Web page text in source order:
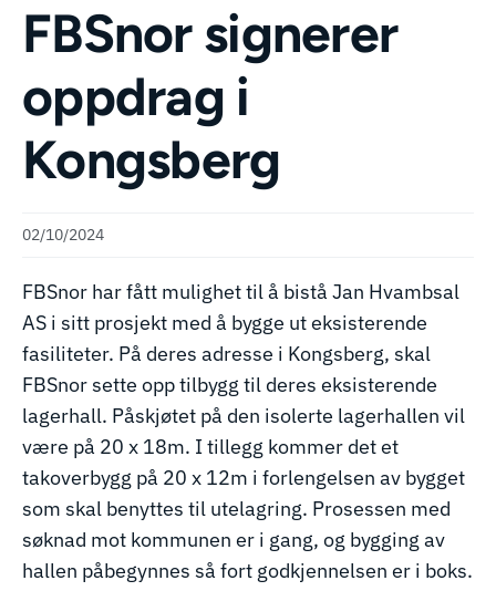
FBSnor signerer
oppdrag i
Kongsberg
02/10/2024
FBSnor har fått mulighet til å bistå Jan Hvambsal
AS i sitt prosjekt med å bygge ut eksisterende
fasiliteter. På deres adresse i Kongsberg, skal
FBSnor sette opp tilbygg til deres eksisterende
lagerhall. Påskjøtet på den isolerte lagerhallen vil
være på 20 x 18m. I tillegg kommer det et
takoverbygg på 20 x 12m i forlengelsen av bygget
som skal benyttes til utelagring. Prosessen med
søknad mot kommunen er i gang, og bygging av
hallen påbegynnes så fort godkjennelsen er i boks.